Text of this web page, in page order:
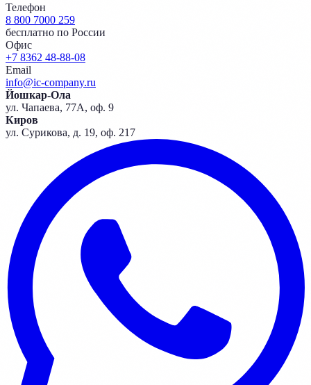
Телефон
8 800 7000 259
бесплатно по России
Офис
+7 8362 48-88-08
Email
info@ic-company.ru
Йошкар-Ола
ул. Чапаева, 77А, оф. 9
Киров
ул. Сурикова, д. 19, оф. 217